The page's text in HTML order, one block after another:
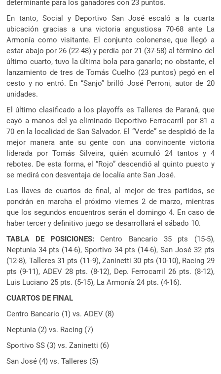
determinante para los ganadores con 23 puntos.
En tanto, Social y Deportivo San José escaló a la cuarta
ubicación gracias a una victoria angustiosa 70-68 ante La
Armonía como visitante. El conjunto colonense, que llegó a
estar abajo por 26 (22-48) y perdía por 21 (37-58) al término del
último cuarto, tuvo la última bola para ganarlo; no obstante, el
lanzamiento de tres de Tomás Cuelho (23 puntos) pegó en el
cesto y no entró. En “Sanjo” brilló José Perroni, autor de 20
unidades.
El último clasificado a los playoffs es Talleres de Paraná, que
cayó a manos del ya eliminado Deportivo Ferrocarril por 81 a
70 en la localidad de San Salvador. El “Verde” se despidió de la
mejor manera ante su gente con una convincente victoria
liderada por Tomás Silveira, quién acumuló 24 tantos y 4
rebotes. De esta forma, el “Rojo” descendió al quinto puesto y
se medirá con desventaja de localía ante San José.
Las llaves de cuartos de final, al mejor de tres partidos, se
pondrán en marcha el próximo viernes 2 de marzo, mientras
que los segundos encuentros serán el domingo 4. En caso de
haber tercer y definitivo juego se desarrollará el sábado 10.
TABLA DE POSICIONES: Centro Bancario 35 pts (15-5),
Neptunia 34 pts (14-6), Sportivo 34 pts (14-6), San José 32 pts
(12-8), Talleres 31 pts (11-9), Zaninetti 30 pts (10-10), Racing 29
pts (9-11), ADEV 28 pts. (8-12), Dep. Ferrocarril 26 pts. (8-12),
Luis Luciano 25 pts. (5-15), La Armonía 24 pts. (4-16).
CUARTOS DE FINAL
Centro Bancario (1) vs. ADEV (8)
Neptunia (2) vs. Racing (7)
Sportivo SS (3) vs. Zaninetti (6)
San José (4) vs. Talleres (5)